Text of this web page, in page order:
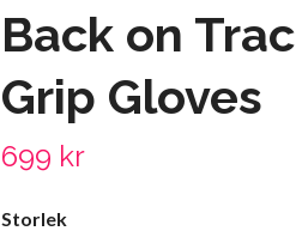
Back on
Grip Gloves
699 kr
Storlek